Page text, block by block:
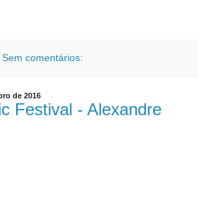
Sem comentários:
de 2016
Festival - Alexandre